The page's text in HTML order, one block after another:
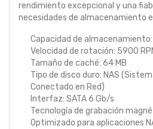
rendimiento excepcional y una
necesidades de almacenamiento
Capacidad de
Velocidad de rotación: 5900
Tamaño de caché: 64 MB
Tipo de disco duro: NAS
Conectado en Red)
Interfaz: SATA 6 Gb/s
Tecnología de grabación
Optimizado para aplicaciones